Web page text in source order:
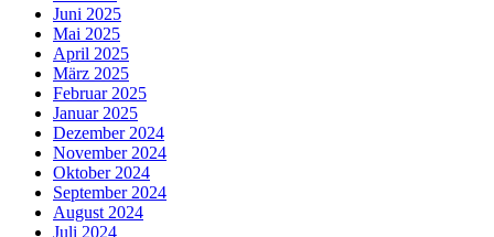
Juni 2025
Mai 2025
April 2025
März 2025
Februar 2025
Januar 2025
Dezember 2024
November 2024
Oktober 2024
September 2024
August 2024
Juli 2024